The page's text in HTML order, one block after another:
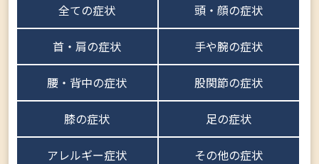
全ての症状 頭・顔の症状
首・肩の症状 手や腕の症状
腰・背中の症状 股関節の症状
膝の症状 足の症状
アレルギー症状 その他の症状